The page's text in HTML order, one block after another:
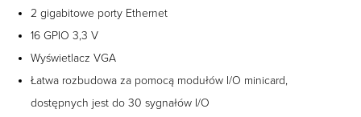
2 gigabitowe porty Ethernet
16 GPIO 3,3 V
Wyświetlacz VGA
Łatwa rozbudowa za pomocą modułów I/O minicard,
dostępnych jest do 30 sygnałów I/O